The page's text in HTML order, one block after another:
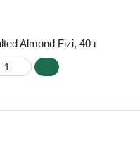
Almond Fizi, 40 г